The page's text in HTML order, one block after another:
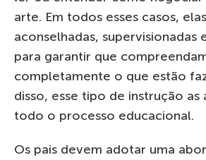
arte. Em todos esses casos,
aconselhadas, supervisionadas
para garantir que
completamente o que estão
disso, esse tipo de instrução as
todo o processo educacional.
Os pais devem adotar uma